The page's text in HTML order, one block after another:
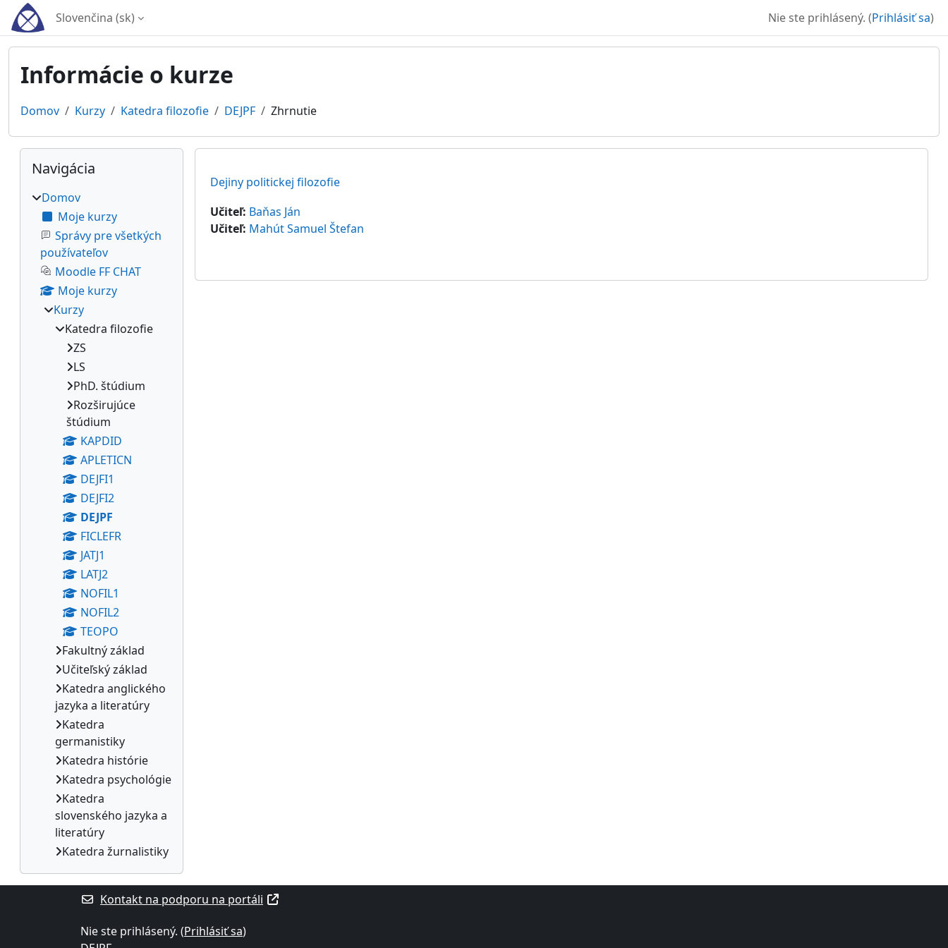
Preskočiť na hlavný obsah
Slovenčina ‎(sk)‎ Nie ste prihlásený. (Prihlásiť sa)
Informácie o kurze
Domov Kurzy Katedra filozofie DEJPF Zhrnutie
Dejiny politickej filozofie
Učiteľ: Baňas Ján
Učiteľ: Mahút Samuel Štefan
Bloky
Preskočiť Navigácia
Navigácia
Domov
Moje kurzy
Správy pre všetkých
používateľov
Moodle FF CHAT
Moje kurzy
Kurzy
Katedra filozofie
ZS
LS
PhD. štúdium
Rozširujúce
štúdium
KAPDID
APLETICN
DEJFI1
DEJFI2
DEJPF
FICLEFR
JATJ1
LATJ2
NOFIL1
NOFIL2
TEOPO
Fakultný základ
Učiteľský základ
Katedra anglického
jazyka a literatúry
Katedra
germanistiky
Katedra histórie
Katedra psychológie
Katedra
slovenského jazyka a
literatúry
Katedra žurnalistiky
Kontakt na podporu na portáli
Nie ste prihlásený. (Prihlásiť sa)